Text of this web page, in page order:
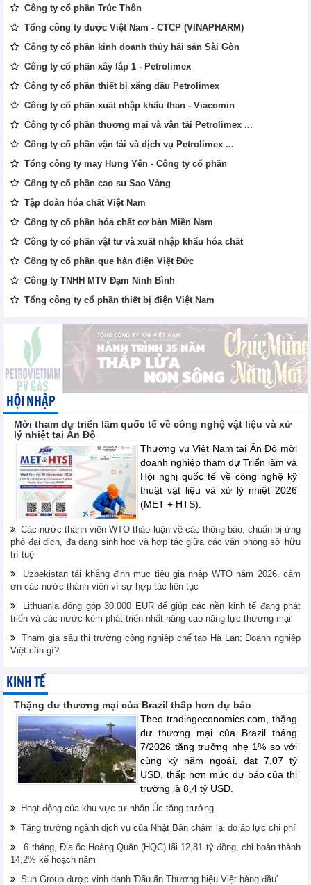
Công ty cổ phần Trúc Thôn
Tổng công ty dược Việt Nam - CTCP (VINAPHARM)
Công ty cổ phần kinh doanh thủy hải sản Sài Gòn
Công ty cổ phần xây lắp 1 - Petrolimex
Công ty cổ phần thiết bị xăng dầu Petrolimex
Công ty cổ phần xuất nhập khẩu than - Viacomin
Công ty cổ phần thương mại và vận tải Petrolimex ...
Công ty cổ phần vận tải và dịch vụ Petrolimex ...
Tổng công ty may Hưng Yên - Công ty cổ phần
Công ty cổ phần cao su Sao Vàng
Tập đoàn hóa chất Việt Nam
Công ty cổ phần hóa chất cơ bản Miền Nam
Công ty cổ phần vật tư và xuất nhập khẩu hóa chất
Công ty cổ phần que hàn điện Việt Đức
Công ty TNHH MTV Đạm Ninh Bình
Tổng công ty cổ phần thiết bị điện Việt Nam
HỘI NHẬP
Mời tham dự triển lãm quốc tế về công nghệ vật liệu và xử
lý nhiệt tại Ấn Độ
Thương vụ Việt Nam tại Ấn Độ mời
doanh nghiệp tham dự Triển lãm và
Hội nghị quốc tế về công nghệ kỹ
thuật vật liệu và xử lý nhiệt 2026
(MET + HTS).
Các nước thành viên WTO thảo luận về các thông báo, chuẩn bị ứng
phó đại dịch, đa dạng sinh học và hợp tác giữa các văn phòng sở hữu
trí tuệ
Uzbekistan tái khẳng định mục tiêu gia nhập WTO năm 2026, cảm
ơn các nước thành viên vì sự hợp tác liên tục
Lithuania đóng góp 30.000 EUR để giúp các nền kinh tế đang phát
triển và các nước kém phát triển nhất nâng cao năng lực thương mại
Tham gia sâu thị trường công nghiệp chế tạo Hà Lan: Doanh nghiệp
Việt cần gì?
KINH TẾ
Thặng dư thương mại của Brazil thấp hơn dự báo
Theo tradingeconomics.com, thặng
dư thương mại của Brazil tháng
7/2026 tăng trưởng nhẹ 1% so với
cùng kỳ năm ngoái, đạt 7,07 tỷ
USD, thấp hơn mức dự báo của thị
trường là 8,4 tỷ USD.
Hoạt động của khu vực tư nhân Úc tăng trưởng
Tăng trưởng ngành dịch vụ của Nhật Bản chậm lại do áp lực chi phí
6 tháng, Địa ốc Hoàng Quân (HQC) lãi 12,81 tỷ đồng, chỉ hoàn thành
14,2% kế hoạch năm
Sun Group được vinh danh 'Dấu ấn Thương hiệu Việt hàng đầu'